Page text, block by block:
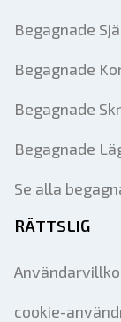
Begagnade
Begagnade
Begagnade
Begagnade
Se alla
RÄTTSLIG
cookie-